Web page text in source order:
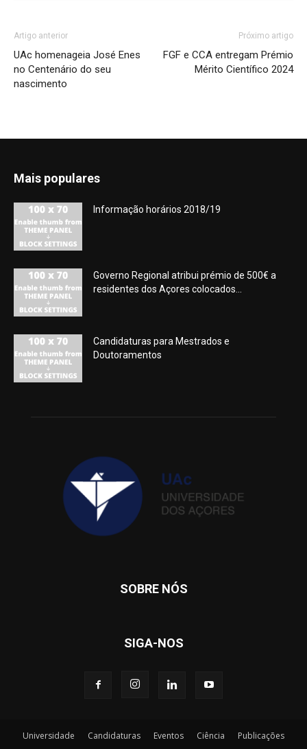
Artigo anterior
UAc homenageia José Enes
no Centenário do seu
nascimento
Próximo artigo
FGF e CCA entregam Prémio
Mérito Científico 2024
Mais populares
Informação horários 2018/19
Governo Regional atribui prémio de 500€ a
residentes dos Açores colocados...
Candidaturas para Mestrados e
Doutoramentos
SOBRE NÓS
SIGA-NOS
Universidade Candidaturas Eventos Ciência Publicações